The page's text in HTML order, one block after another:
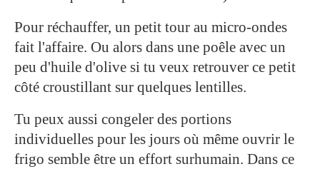
Pour réchauffer, un petit tour au micro-ondes
fait l'affaire. Ou alors dans une poêle avec un
peu d'huile d'olive si tu veux retrouver ce petit
côté croustillant sur quelques lentilles.
Tu peux aussi congeler des portions
individuelles pour les jours où même ouvrir le
frigo semble être un effort surhumain. Dans ce